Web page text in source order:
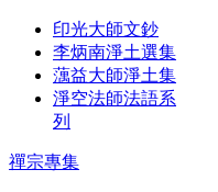
印光大師文鈔
李炳南淨土選集
蕅益大師淨土集
淨空法師法語系
列
禪宗專集